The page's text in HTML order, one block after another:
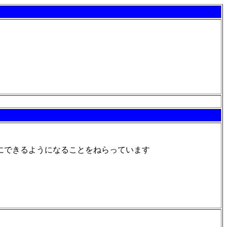
きるようになることをねらっています